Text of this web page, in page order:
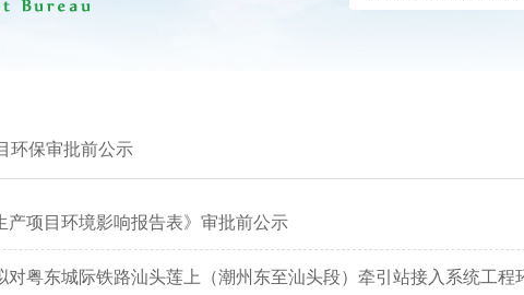
环保审批前公示
产项目环境影响报告表》审批前公示
对粤东城际铁路汕头莲上（潮州东至汕头段）牵引站接入系统工程